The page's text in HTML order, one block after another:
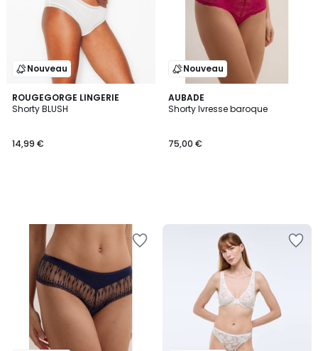
Nouveau
ROUGEGORGE LINGERIE
Shorty BLUSH
14,99 €
Nouveau
AUBADE
Shorty Ivresse baroque
75,00 €